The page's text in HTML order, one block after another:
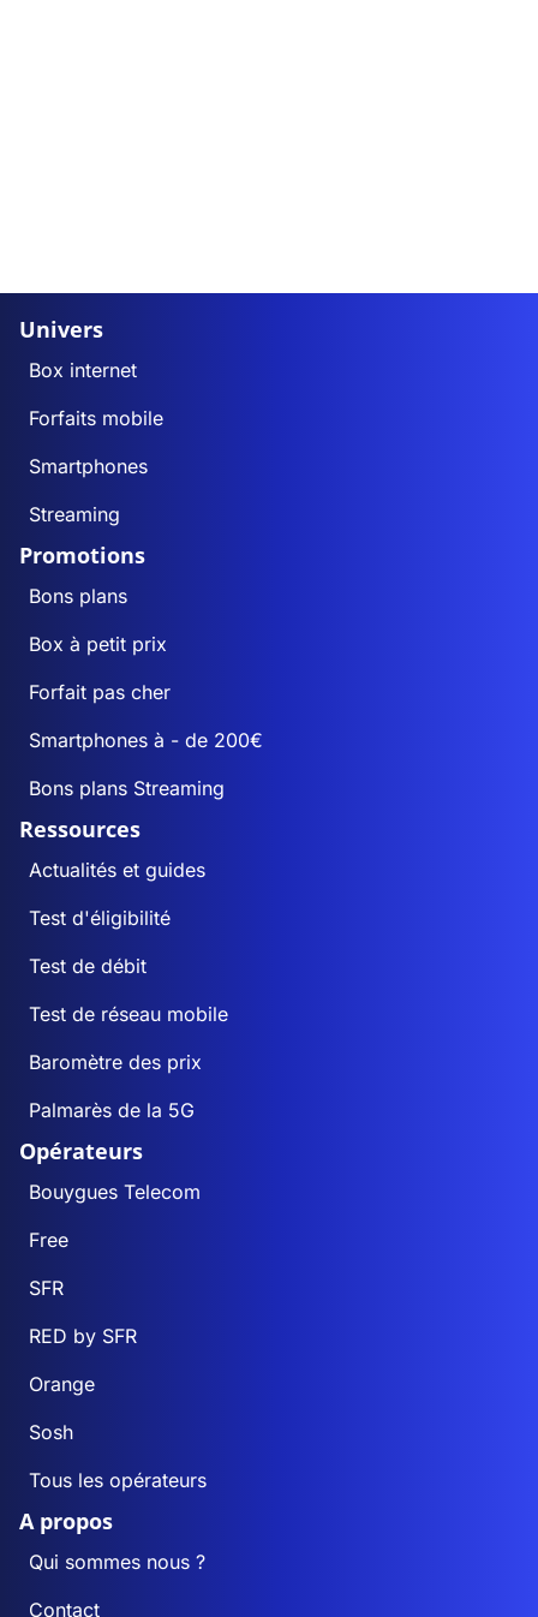
Univers
Box internet
Forfaits mobile
Smartphones
Streaming
Promotions
Bons plans
Box à petit prix
Forfait pas cher
Smartphones à - de 200€
Bons plans Streaming
Ressources
Actualités et guides
Test d'éligibilité
Test de débit
Test de réseau mobile
Baromètre des prix
Palmarès de la 5G
Opérateurs
Bouygues Telecom
Free
SFR
RED by SFR
Orange
Sosh
Tous les opérateurs
A propos
Qui sommes nous ?
Contact